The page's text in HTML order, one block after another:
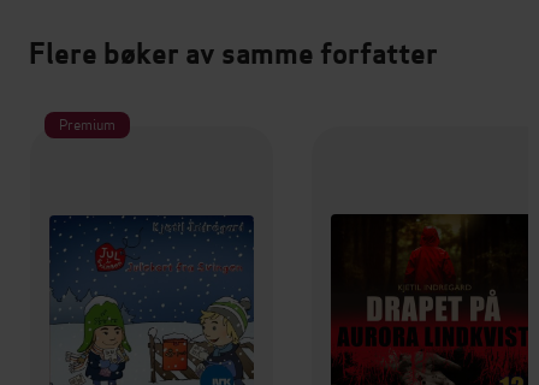
Flere bøker av samme forfatter
Premium